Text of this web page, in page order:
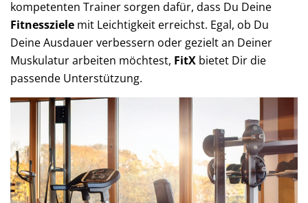
kompetenten Trainer sorgen dafür, dass Du Deine
Fitnessziele mit Leichtigkeit erreichst. Egal, ob Du
Deine Ausdauer verbessern oder gezielt an Deiner
Muskulatur arbeiten möchtest, FitX bietet Dir die
passende Unterstützung.